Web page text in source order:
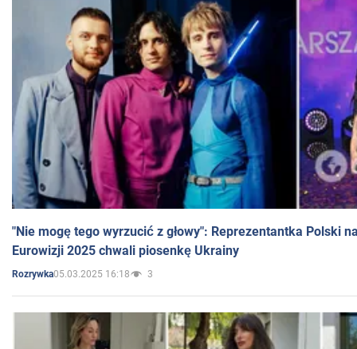
"Nie mogę tego wyrzucić z głowy": Reprezentantka Polski
Eurowizji 2025 chwali piosenkę Ukrainy
Rozrywka05.03.2025 16:18 3